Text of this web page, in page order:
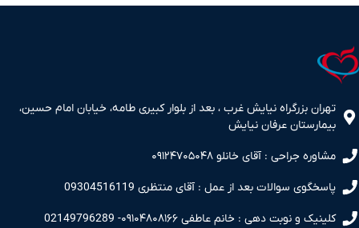
تهران بزرگراه نیایش غرب ، بعد از بلوار کبیری طامه، خیابان امام حسین،
بیمارستان عرفان نیایش
مشاوره جراحی : آقای خانلو ۰۹۱۲۴۷۰۵۰۴۸
پاسخگوی سوالات بعد از عمل : آقای منتظری 09304516119
کلینیک و نوبت دهی : خانم عاطفی ۰۹۱۰۴۸۰۸۱۶۶- 02149796289